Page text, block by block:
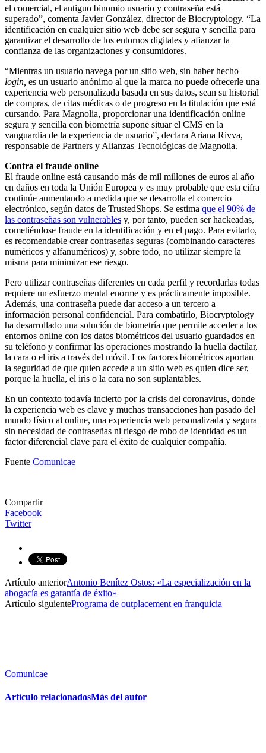
el comercial, el antiguo binomio usuario y contraseña está
superado”, comenta Javier González, director de Biocryptology. “La
identificación en cualquier sitio web debe ser segura y sencilla para
garantizar el desarrollo de los entornos digitales y afianzar la
confianza de las organizaciones y consumidores.
“Mientras un usuario navega por un sitio web, sin haber hecho
login, es un usuario anónimo al que la marca no puede ofrecerle una
experiencia web personalizada basada en sus datos, sean su historial
de compras, de citas médicas o de progreso en la titulación que está
cursando. Para Magnolia, proporcionar una identificación online
segura y sencilla con biometría supone situar el CMS en la
vanguardia de la experiencia de usuario”, declara Ariana Rivva,
responsable de Partners y Alianzas Tecnológicas de Magnolia.
Contra el fraude online
El fraude online está causando más de mil millones de euros al año
en daños en toda la Unión Europea y es muy probable que esta cifra
continúe aumentando a medida que se desarrolla el comercio
electrónico, según datos de TrustedShops. Se estima que el 90% de
las contraseñas son vulnerables y, por tanto, pueden ser hackeadas,
cometiéndose fraude en la identificación y en el pago. Para evitarlo,
es recomendable crear contraseñas seguras (combinando caracteres
numéricos y alfanuméricos) y, sobre todo, no utilizar siempre la
misma para minimizar ese riesgo.
Pero utilizar contraseñas diferentes en cada perfil y recordarlas todas
requiere un esfuerzo mental enorme y es prácticamente imposible.
Además, una contraseña puede dar acceso a un tercero a
información personal confidencial. Para combatirlo, Biocryptology
ha desarrollado una solución de biometría que permite acceder a los
entornos online con los datos biométricos del usuario guardados en
su teléfono y confirmar las operaciones mostrando la huella dactilar,
la cara o el iris a través del móvil. Los factores biométricos aportan
la seguridad de que quien accede a un sitio web es quien dice ser,
porque la huella, el iris o la cara no son suplantables.
En un contexto todavía incierto por la crisis del coronavirus, donde
la experiencia web es clave y muchas transacciones han pasado del
mundo físico al online, una experiencia web personalizada y segura
sin necesidad de contraseñas ni riesgo de robo de identidad es un
factor diferencial clave para el éxito de cualquier compañía.
Fuente Comunicae
Compartir
Facebook
Twitter
Artículo anteriorAntonio Benítez Ostos: «La especialización en la
abogacía es garantía de éxito»
Artículo siguientePrograma de outplacement en franquicia
Comunicae
Artículo relacionadosMás del autor